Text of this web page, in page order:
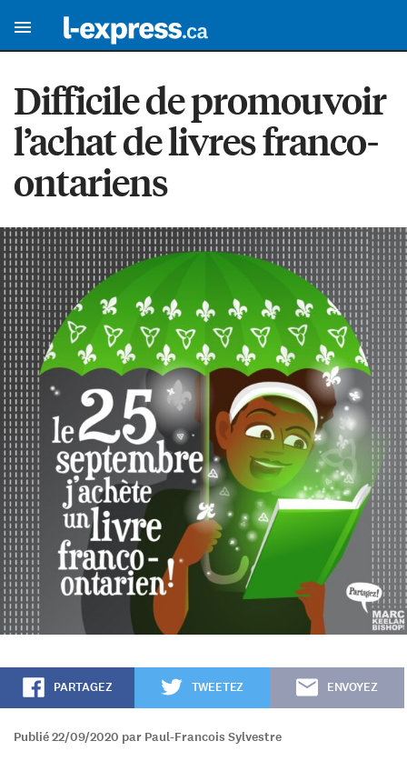
Difficile de promouvoir
l’achat de livres franco-
ontariens
PARTAGEZ TWEETEZ ENVOYEZ
Publié 22/09/2020 par Paul-Francois Sylvestre